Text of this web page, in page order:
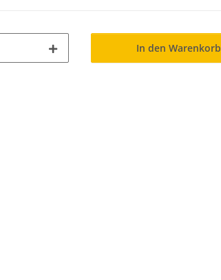
In den Warenkorb